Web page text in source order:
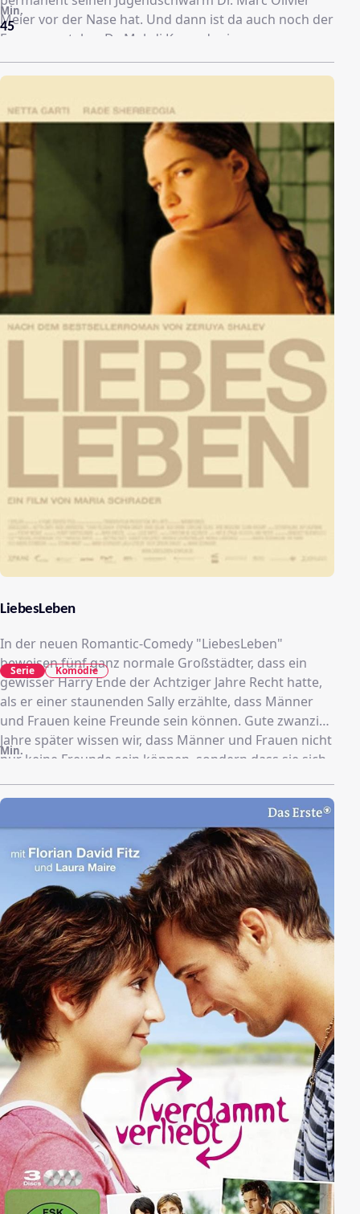
Meier vor der Nase hat. Und dann ist da auch noch der
Frauenversteher Dr. Mehdi Kaan, der immer gerne
eine Schulter - nicht nur zum anlehnen - bereitstellt. In
der zweiten Staffel wird die Entscheidung, nach schon
Konkurrenz des charmanten Alexis von Buren noch
schwieriger und es kommt am Ende sogar zu einer
Hochzeit - doch ein Ring ist nicht alles - er müsste doch
schon auch vom Richtigen sein... Die dritte Staffel wird
permanent begleitet mit einem Gefühl der Hoffnung
auf Aufklärung der wichtigsten Gretchenfragen, die
dieses Land beschäftigt: Steht Marc Meier noch zur
Verfügung oder wird Mitzi Knechtelsdorfer sein Herz
erobern? Kann Schwester Sabine den neuen
Pathologen Günni Gummersbach erobern? Wird Dr.
Kaan ewig an Gretchen hängen? Und: Werden Marc
und Gretchen sich finden?
45
Min.
LiebesLeben
In der neuen Romantic-Comedy "LiebesLeben"
beweisen fünf ganz normale Großstädter, dass ein
gewisser Harry Ende der Achtziger Jahre Recht hatte,
als er einer staunenden Sally erzählte, dass Männer
und Frauen keine Freunde sein können. Gute zwanzig
Jahre später wissen wir, dass Männer und Frauen nicht
nur keine Freunde sein können, sondern dass sie sich
getreu dem Motto "Mit geht es nicht und ohne auch
nicht". Dabei wollen doch alle im Grunde nur das Eine:
Min.
Serie Komödie